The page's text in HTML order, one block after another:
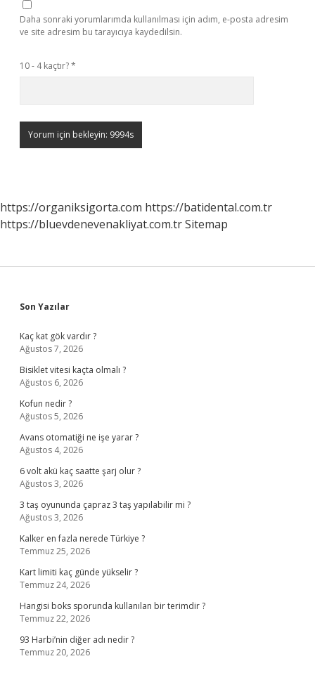
Daha sonraki yorumlarımda kullanılması için adım, e-posta adresim
ve site adresim bu tarayıcıya kaydedilsin.
10 - 4 kaçtır?*
https://organiksigorta.com https://batidental.com.tr
https://bluevdenevenakliyat.com.trSitemap
Sidebar
Son Yazılar
Kaç kat gök vardır ?
Ağustos 7, 2026
Bisiklet vitesi kaçta olmalı ?
Ağustos 6, 2026
Kofun nedir ?
Ağustos 5, 2026
Avans otomatiği ne işe yarar ?
Ağustos 4, 2026
6 volt akü kaç saatte şarj olur ?
Ağustos 3, 2026
3 taş oyununda çapraz 3 taş yapılabilir mi ?
Ağustos 3, 2026
Kalker en fazla nerede Türkiye ?
Temmuz 25, 2026
Kart limiti kaç günde yükselir ?
Temmuz 24, 2026
Hangisi boks sporunda kullanılan bir terimdir ?
Temmuz 22, 2026
93 Harbi’nin diğer adı nedir ?
Temmuz 20, 2026